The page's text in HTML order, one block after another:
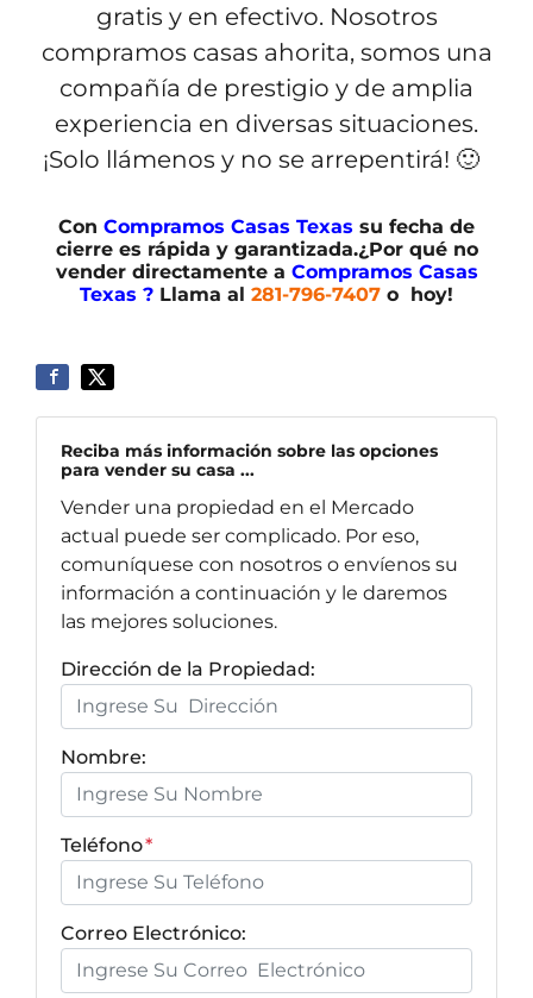
gratis y en efectivo. Nosotros
compramos casas ahorita, somos una
compañía de prestigio y de amplia
experiencia en diversas situaciones.
¡Solo llámenos y no se arrepentirá! 🙂
Con Compramos Casas Texas su fecha de
cierre es rápida y garantizada.¿Por qué no
vender directamente a Compramos Casas
Texas ? Llama al 281-796-7407 o hoy!
Reciba más información sobre las opciones
para vender su casa ...
Vender una propiedad en el Mercado
actual puede ser complicado. Por eso,
comuníquese con nosotros o envíenos su
información a continuación y le daremos
las mejores soluciones.
Dirección de la Propiedad:
Nombre:
Teléfono*
Correo Electrónico: